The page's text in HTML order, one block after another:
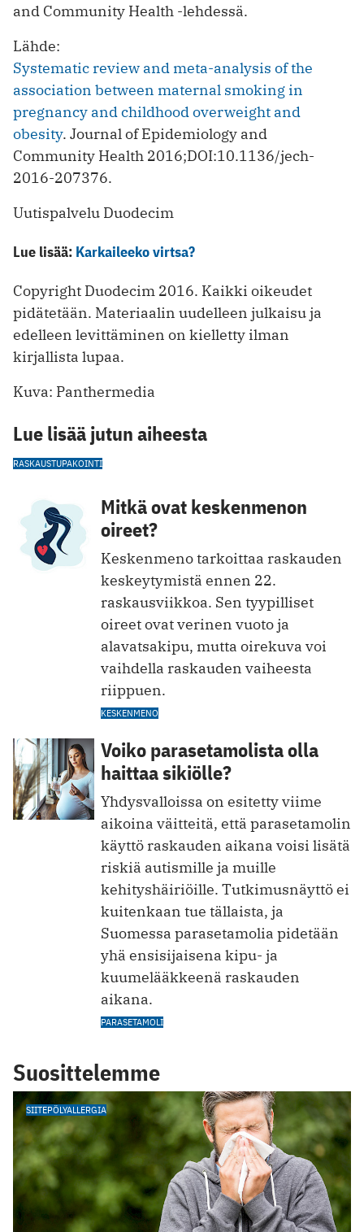
and Community Health -lehdessä.
Lähde:
Systematic review and meta-analysis of the
association between maternal smoking in
pregnancy and childhood overweight and
obesity. Journal of Epidemiology and
Community Health 2016;DOI:10.1136/jech-
2016-207376.
Uutispalvelu Duodecim
Lue lisää: Karkaileeko virtsa?
Copyright Duodecim 2016. Kaikki oikeudet
pidätetään. Materiaalin uudelleen julkaisu ja
edelleen levittäminen on kielletty ilman
kirjallista lupaa.
Kuva: Panthermedia
Lue lisää jutun aiheesta
RASKAUSTUPAKOINTI
Mitkä ovat keskenmenon
oireet?
Keskenmeno tarkoittaa raskauden
keskeytymistä ennen 22.
raskausviikkoa. Sen tyypilliset
oireet ovat verinen vuoto ja
alavatsakipu, mutta oirekuva voi
vaihdella raskauden vaiheesta
riippuen.
KESKENMENO
Voiko parasetamolista olla
haittaa sikiölle?
Yhdysvalloissa on esitetty viime
aikoina väitteitä, että parasetamolin
käyttö raskauden aikana voisi lisätä
riskiä autismille ja muille
kehityshäiriöille. Tutkimusnäyttö ei
kuitenkaan tue tällaista, ja
Suomessa parasetamolia pidetään
yhä ensisijaisena kipu- ja
kuumelääkkeenä raskauden
aikana.
PARASETAMOLI
Suosittelemme
SIITEPÖLYALLERGIA